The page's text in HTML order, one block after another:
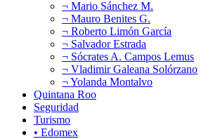
¬ Mario Sánchez M.
¬ Mauro Benites G.
¬ Roberto Limón García
¬ Salvador Estrada
¬ Sócrates A. Campos Lemus
¬ Vladimir Galeana Solórzano
¬ Yolanda Montalvo
Quintana Roo
Seguridad
Turismo
• Edomex